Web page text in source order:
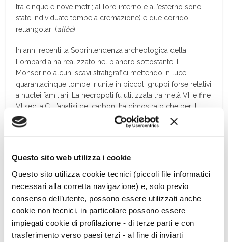
Questo sito web utilizza i cookie
Questo sito utilizza cookie tecnici (piccoli file informatici
necessari alla corretta navigazione) e, solo previo
consenso dell’utente, possono essere utilizzati anche
cookie non tecnici, in particolare possono essere
impiegati cookie di profilazione - di terze parti e con
trasferimento verso paesi terzi - al fine di inviarti
tra cinque e nove metri; al loro interno e all’esterno sono
state individuate tombe a cremazione) e due corridoi
rettangolari (allée).
In anni recenti la Soprintendenza archeologica della
Lombardia ha realizzato nel pianoro sottostante il
Monsorino alcuni scavi stratigrafici mettendo in luce
quarantacinque tombe, riunite in piccoli gruppi forse relativi
a nuclei familiari. La necropoli fu utilizzata tra metà VII e fine
VI sec. a.C. L’analisi dei carboni ha dimostrato che per il
rogo funebre erano stati impiegati legni di quercia, olmo,
frassino e faggio. Le indagini osteologiche ci dicono invece